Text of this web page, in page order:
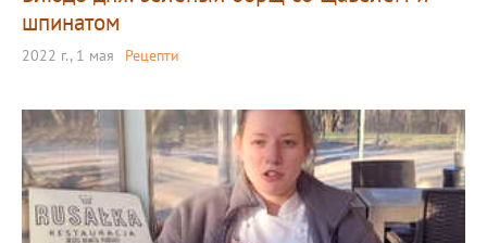
шпинатом
2022 г., 1 мая Рецепти